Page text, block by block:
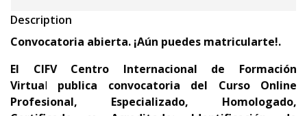
Description
Convocatoria abierta. ¡Aún puedes matricularte!.
El
CIFV Centro Internacional de Formación
Virtual publica convocatoria del
Curso Online
Profesional, Especializado, Homologado,